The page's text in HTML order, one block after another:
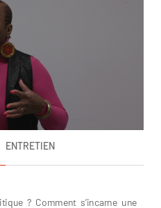
ENTRETIEN
? Comment s’incarne une